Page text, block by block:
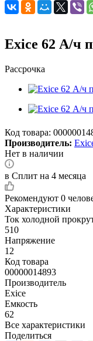
Exice 62 А/ч
Рассрочка
Код товара:
Производитель:
Нет в наличии
в Сплит на 4 месяца
Рекомендуют 0
Характеристики
Ток холодной
510
Напряжение
12
Код товара
00000014893
Производитель
Exice
Емкость
62
Все характеристики
Поделиться